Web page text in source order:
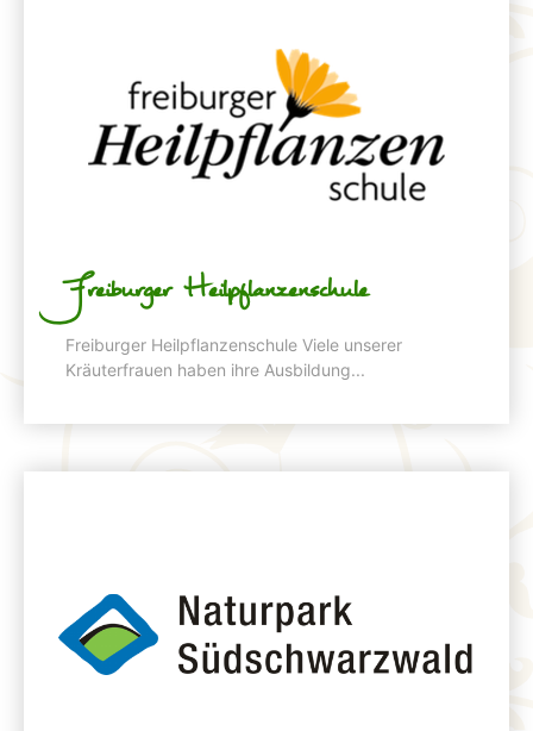
Freiburger Heilpflanzenschule
Freiburger Heilpflanzenschule Viele unserer
Kräuterfrauen haben ihre Ausbildung...